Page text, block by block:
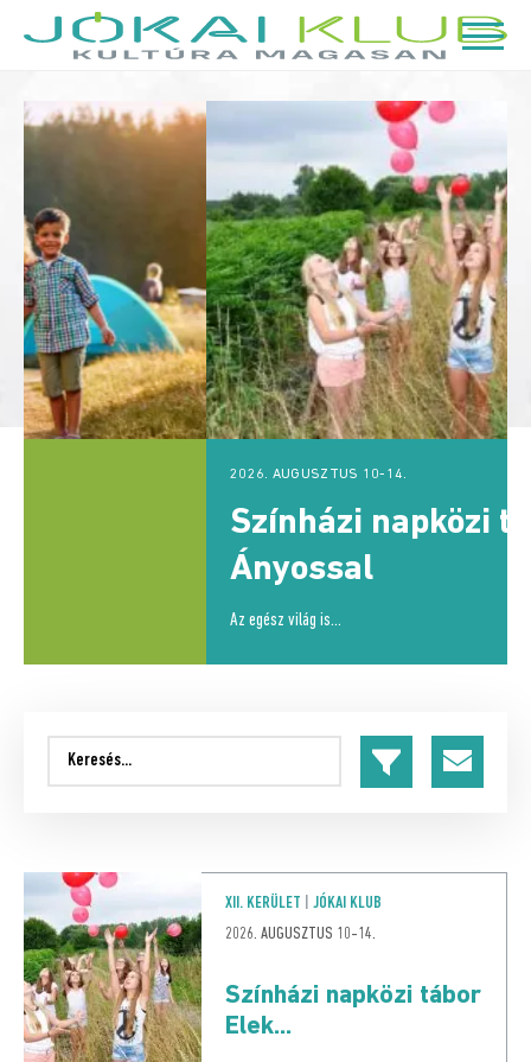
Jókai
Klub
1121
Budapest,
2026. AUGUSZTUS 10-14.
Színházi napközi tábor Elek
Ányossal
XII. KERÜLET
JÓKAI KLUB
2026. AUGUSZTUS 10-14.
Színházi napközi tábor
Elek...